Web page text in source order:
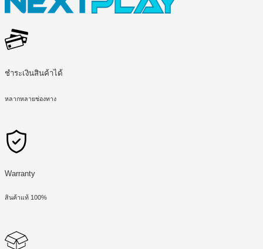
ชำระเงินสินค้าได้
หลากหลายช่องทาง
Warranty
สินค้าแท้ 100%